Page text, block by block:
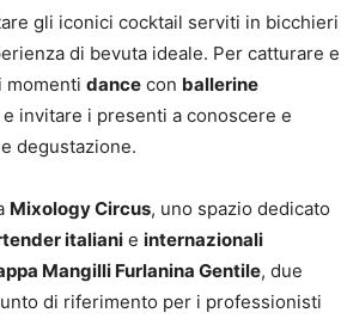
gli iconici cocktail serviti in bicchieri
di bevuta ideale. Per catturare e
momenti dance con ballerine
invitare i presenti a conoscere e
e degustazione.
Mixology Circus, uno spazio dedicato
italiani e internazionali
Mangilli Furlanina Gentile, due
di riferimento per i professionisti